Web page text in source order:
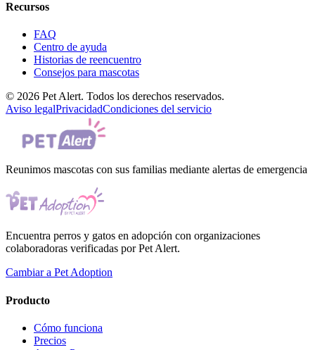
Recursos
FAQ
Centro de ayuda
Historias de reencuentro
Consejos para mascotas
© 2026 Pet Alert. Todos los derechos reservados.
Aviso legalPrivacidadCondiciones del servicio
Reunimos mascotas con sus familias mediante alertas de emergencia
Encuentra perros y gatos en adopción con organizaciones
colaboradoras verificadas por Pet Alert.
Cambiar a Pet Adoption
Producto
Cómo funciona
Precios